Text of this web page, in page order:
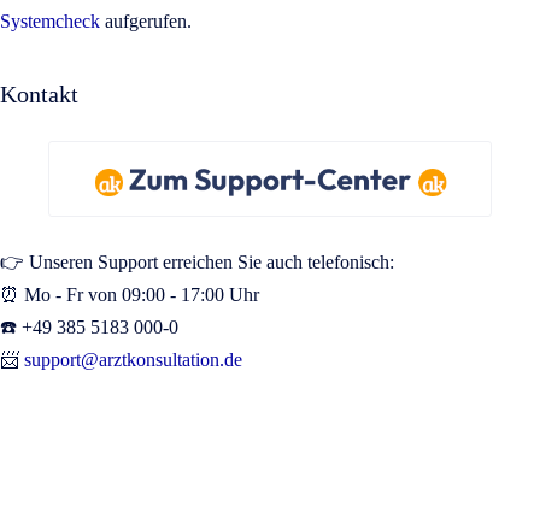
Systemcheck aufgerufen.
Kontakt
👉 Unseren Support erreichen Sie auch telefonisch:
⏰ Mo - Fr von 09:00 - 17:00 Uhr
☎️ +49 385 5183 000-0
📨 support@arztkonsultation.de